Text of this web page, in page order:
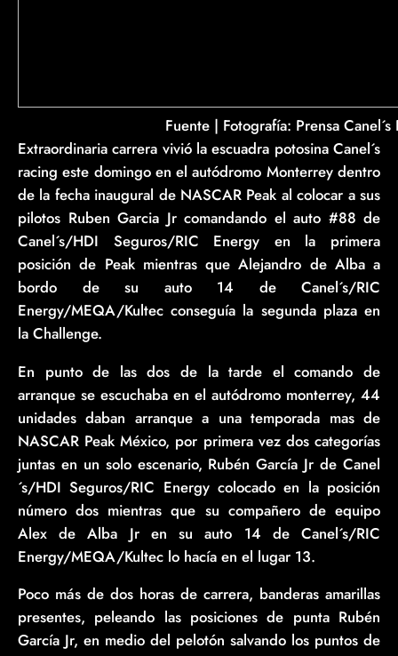
Fuente | Fotografía: Prensa Canel´s
Extraordinaria carrera vivió la escuadra potosina Canel´s
racing este domingo en el autódromo Monterrey dentro
de la fecha inaugural de NASCAR Peak al colocar a sus
pilotos Ruben Garcia Jr comandando el auto #88 de
Canel´s/HDI Seguros/RIC Energy en la primera
posición de Peak mientras que Alejandro de Alba a
bordo de su auto 14 de Canel´s/RIC
Energy/MEQA/Kultec conseguía la segunda plaza en
la Challenge.
En punto de las dos de la tarde el comando de
arranque se escuchaba en el autódromo monterrey, 44
unidades daban arranque a una temporada mas de
NASCAR Peak México, por primera vez dos categorías
juntas en un solo escenario, Rubén García Jr de Canel
´s/HDI Seguros/RIC Energy colocado en la posición
número dos mientras que su compañero de equipo
Alex de Alba Jr en su auto 14 de Canel´s/RIC
Energy/MEQA/Kultec lo hacía en el lugar 13.
Poco más de dos horas de carrera, banderas amarillas
presentes, peleando las posiciones de punta Rubén
García Jr, en medio del pelotón salvando los puntos de